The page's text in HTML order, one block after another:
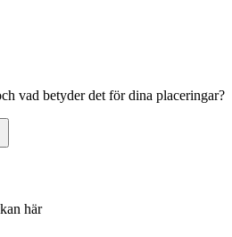
vad betyder det för dina placeringar?
här